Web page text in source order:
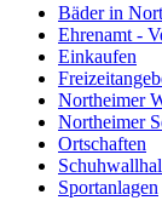
Bäder in
Ehrenamt -
Einkaufen
Northeimer
Northeimer
Ortschaften
Sportanlagen